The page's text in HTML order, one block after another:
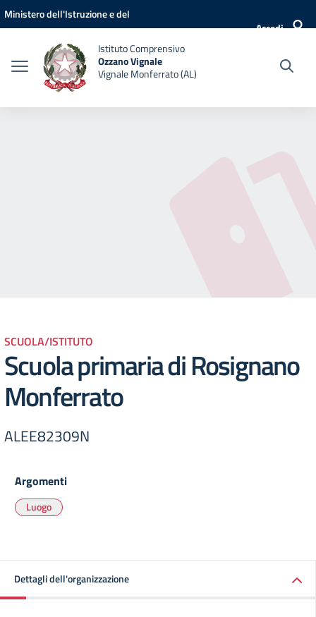
Vai ai contenuti
Vai al menu di navigazione
Vai al footer
Ministero dell'Istruzione e del
Accedi
Istituto Comprensivo
Ozzano Vignale
Vignale Monferrato (AL)
SCUOLA/ISTITUTO
Scuola primaria di Rosignano
Monferrato
ALEE82309N
Argomenti
Luogo
Dettagli dell'organizzazione